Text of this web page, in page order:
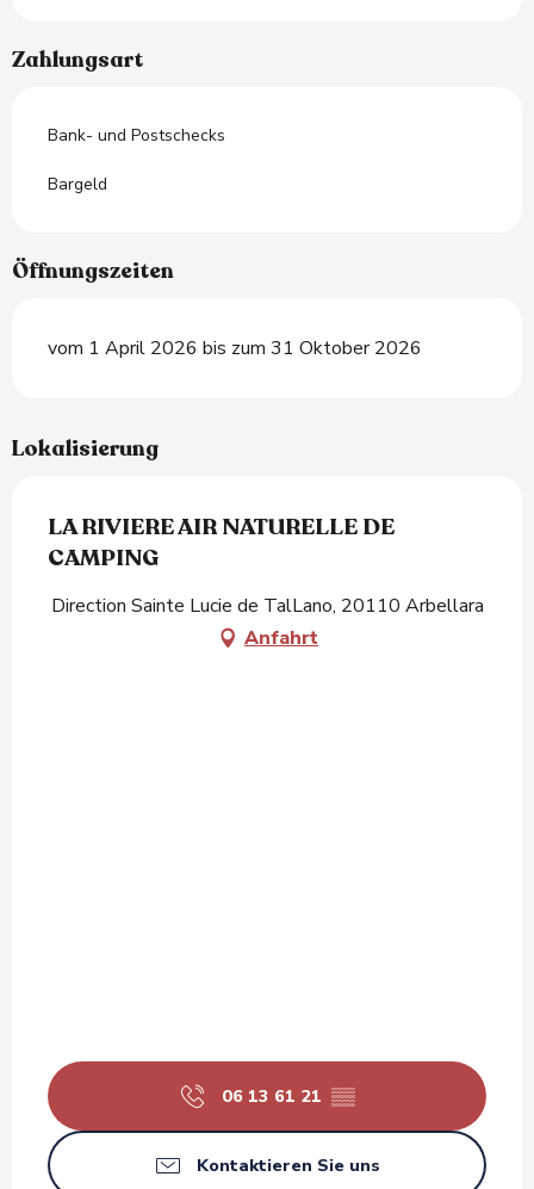
Zahlungsart
Bank- und Postschecks
Bargeld
Öffnungszeiten
vom 1 April 2026 bis zum 31 Oktober 2026
Lokalisierung
LA RIVIERE AIR NATURELLE DE
CAMPING
Direction Sainte Lucie de TalLano, 20110 Arbellara
Anfahrt
06 13 61 21 ▒▒
Kontaktieren Sie uns